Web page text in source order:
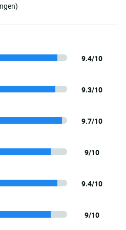
9.4/10
9.3/10
9.7/10
9/10
9.4/10
9/10